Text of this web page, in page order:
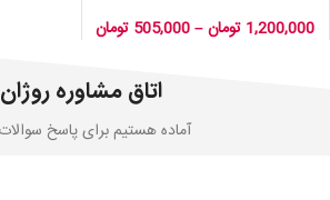
1,200,000 تومان–
505,000 تومان
اتاق مشاوره روژان
آماده هستیم برای پاسخ